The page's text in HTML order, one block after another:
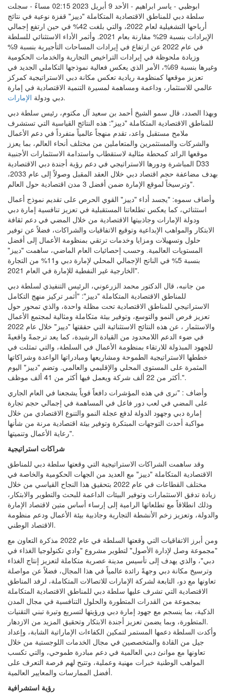
ابوظبي - ياسر ابراهيم - الأحد 9 أبريل 2023 02:15 مساءً - سجلت
سلطة دبي للمناطق الاقتصادية المتكاملة "دييز" قفزة نوعية في نتائج
أرباحها التشغيلية لعام 2022، والتي بلغت 42% في حين ارتفع إجمالي
الإيرادات بنسبة 29% مقارنة بعام 2021. وأثمر الأداء الاستثنائي للسلطة
في عام 2022 عن ارتفاع في إيرادات المساحات التأجيرية بنسبة 9%
وزيادة ملحوظة في إيرادات التراخيص التجارية والخدمات الحكومية
وغيرها بنسبة 69%، الأمر الذي يعكس فعالية نموذجها التكاملي الجديد في
تعزيز موقعها كمنظومة ريادية تعكس مكانة دبي الاستراتيجية كمركز
عالمي للاستثمار، وداعمة ومساهمة لمسيرة التنمية الاقتصادية في إمارة
دبي ودولة الإمارات
.
وبهذا الصدد، قال سمو الشيخ أحمد بن سعيد آل مكتوم، رئيس سلطة دبي
للمناطق الاقتصادية المتكاملة "دييز": هذه النتائج القياسية التي تستشرف
ملامح مستقبل واعد، تقدم منهجاً عالمياً متفرداً في دعم الأعمال
والشركات والمستثمرين والمتعاملين من مختلف أنحاء العالم، بما يعزز
موقعها الرائد كمحطة مثالية لاستقطاب واستدامة الاستثمارات الأجنبية
المباشرة ودورها الاستراتيجي في دعم رؤية أجندة دبي الاقتصادية D33
بهدف مضاعفة حجم اقتصاد دبي خلال العقد المقبل وصولاً إلى عام 2033،
وترسيخاً لموقع الإمارة ضمن أفضل 3 مدن اقتصادية حول العالم".
وأضاف سموه: "يجسد أداء "دييز" القوي الحرص على تقديم نموذج أعمال
استثنائي، كما يعكس تطلعاتنا المستقبلية في تعزيز تنافسية إمارة دبي
ودولة الإمارات وجاذبيتها الاقتصادية من خلال المضي في دعم ثقافة
الابتكار والمواهب الإبداعية وتوقيع الاتفاقيات والشراكات، فضلاً عن توفير
حلول وتسهيلات ومزايا وخدمات ترتقي بمنظومة الأعمال إلى أفضل
المستويات العالمية. وحسب إحصائيات العام الماضي، ساهمت "دييز"
بنسبة 5% في الناتج الإجمالي المحلي لإمارة دبي و11% من التجارة
الخارجية غير النفطية للإمارة في العام 2021".
من جانبه، قال الدكتور محمد الزرعوني، الرئيس التنفيذي لسلطة دبي
للمناطق الاقتصادية المتكاملة "دييز": "أثمر تركيز منهج التكامل
الاستراتيجي للمناطق الاقتصادية تحت مظلة واحدة، والذي تمحور حول
تعزيز فرص النمو والتوسع، وتوفير بيئة متكاملة ومثالية لمجتمع الأعمال
والاستثمار ، عن هذه النتائج الاستثنائية التي حققتها "دييز" خلال عام 2022
في ضوء الدعم اللامحدود من القيادة الرشيدة، كما يعد ترجمةً واقعيةً
للجهود المبذولة للارتقاء بمنظومة الأعمال في السلطة، والتي تمثلت في
خططها الاستراتيجية الطموحة ومشاريعها ومبادراتها الواعدة وشراكاتها
المثمرة على المستوى المحلي والإقليمي والعالمي. وتضم "دييز" اليوم
أكثر من 22 ألف شركة ويعمل فيها أكثر من 41 ألف موظف.".
وأضاف : "نرى في هذه المؤشرات دافعاً قوياً يشجعنا في العام الجاري
على المضي في لعب دور فاعل في المساهمة في إجمالي حجم تجارة
إمارة دبي وجهود الدولة لدفع عجلة النمو والتنوع الاقتصادي من خلال
مواكبة أحدث التوجهات المبتكرة وتوفير بيئة اقتصادية مرنة من شأنها
رعاية الأعمال وتنميتها".
شراكات استراتيجية
وقد ساهمت الشراكات الاستراتيجية التي وقعتها سلطة دبي للمناطق
الاقتصادية المتكاملة "دييز" مع العديد من الجهات الحكومية والخاصة في
مختلف القطاعات في عام 2022 بتحقيق هذا النجاح القياسي من خلال
زيادة تدفق الاستثمارات وتوفير البيئات الداعمة للبحث والتطوير والابتكار،
وذلك انطلاقاً مع تطلعاتها الرامية إلى إرساء أساس متين لاقتصاد الإمارة
والدولة، وتعزيز زخم الأنشطة التجارية وجاذبية بيئة الأعمال ودعم منظومة
الاقتصاد الوطني.
ومن أبرز الاتفاقيات التي وقعتها السلطة في عام 2022 مذكرة التعاون مع
"مجموعة وصل لإدارة الأصول" لتطوير مشروع "وادي تكنولوجيا الغذاء في
دبي"، والذي يهدف إلى تأسيس مدينة عصرية متكاملة لتعزيز إنتاج الغذاء
وترسيخ مكانة دبي وجهةً رائدة عالمياً في هذا المجال، فضلاً عن مواصلة
تعاونها مع دو، التابعة لشركة الإمارات للاتصالات المتكاملة، لرفد المناطق
الاقتصادية التي تشرف عليها سلطة دبي للمناطق الاقتصادية المتكاملة
بمجموعة من القدرات المتطورة والحلول التنافسية في مجال المدن
الذكية، بما ينسجم مع جهود إمارة دبي ورؤيتها لتسريع وتيرة تبني التقنيات
المتطورة، وبما يضمن تعزيز أجندة الابتكار وتحقيق المزيد من الازدهار.
وأكدت السلطة دعمها المستمر لتمكين الكفاءات الإماراتية الشابة، وإعداد
جيل من القادة والمتخصصين في مجال الخدمات اللوجستية من خلال
تعاونها مع موانئ دبي العالمية في دعم مبادرة طموحي، والتي تكسب
المواهب الوطنية خبرات مهنية وعملية، وتتيح لهم فرصة التعرف على
أفضل الممارسات والمعايير العالمية.
رؤية استشرافية